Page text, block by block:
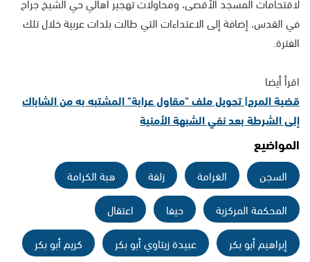
في القدس، إضافة إلى الاعتداءات التي طالت بلدات عربية خلال تلك
الفترة.
اقرأ أيضا
قضية المرج| تحويل ملف "مقاول عرابة" المشتبه به من الشاباك
إلى الشرطة بعد نفي الشبهة الأمنية
المواضيع
السجن الغرامة زلفة
هبة الكرامة
المحكمة المركزية
حيفا
اعتقال
إبراهيم أبو بكر
عبيدة زيتاوي أبو بكر
كريم أبو بكر